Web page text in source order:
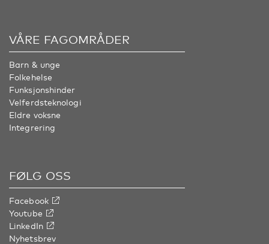
VÅRE FAGOMRÅDER
Barn & unge
Folkehelse
Funksjonshinder
Velferdsteknologi
Eldre voksne
Integrering
FØLG OSS
Facebook
Youtube
LinkedIn
Nyhetsbrev